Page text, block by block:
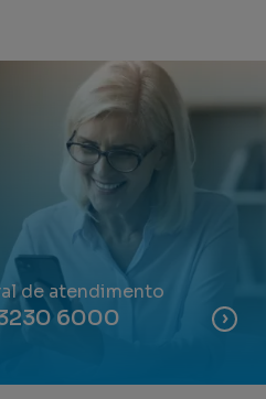
de atendimento
6000